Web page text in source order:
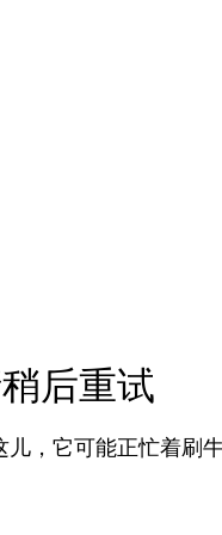
后重试
儿，它可能正忙着刷